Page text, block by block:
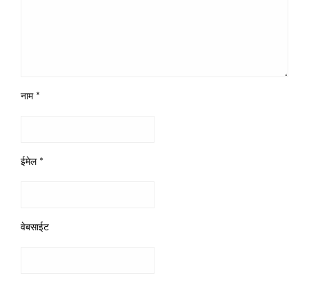
नाम *
ईमेल *
वेबसाईट